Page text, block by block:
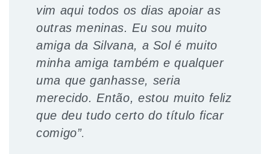
vim aqui todos os dias apoiar as
outras meninas. Eu sou muito
amiga da Silvana, a Sol é muito
minha amiga também e qualquer
uma que ganhasse, seria
merecido. Então, estou muito feliz
que deu tudo certo do título ficar
comigo”.